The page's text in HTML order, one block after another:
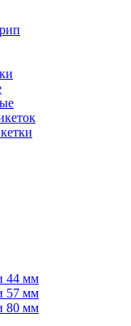
44 мм
57 мм
80 мм